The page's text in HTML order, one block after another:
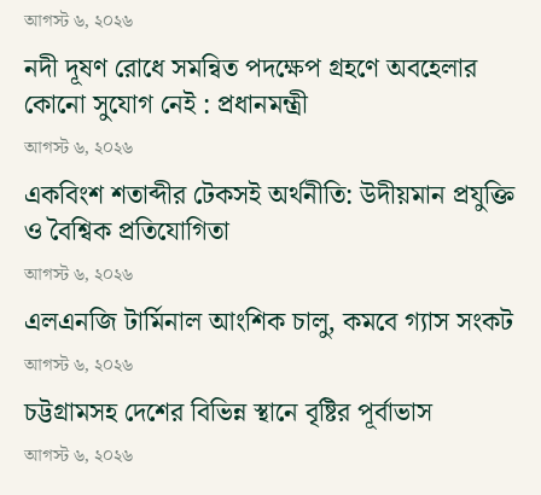
আগস্ট ৬, ২০২৬
নদী দূষণ রোধে সমন্বিত পদক্ষেপ গ্রহণে অবহেলার
কোনো সুযোগ নেই : প্রধানমন্ত্রী
আগস্ট ৬, ২০২৬
একবিংশ শতাব্দীর টেকসই অর্থনীতি: উদীয়মান প্রযুক্তি
ও বৈশ্বিক প্রতিযোগিতা
আগস্ট ৬, ২০২৬
এলএনজি টার্মিনাল আংশিক চালু, কমবে গ্যাস সংকট
আগস্ট ৬, ২০২৬
চট্টগ্রামসহ দেশের বিভিন্ন স্থানে বৃষ্টির পূর্বাভাস
আগস্ট ৬, ২০২৬